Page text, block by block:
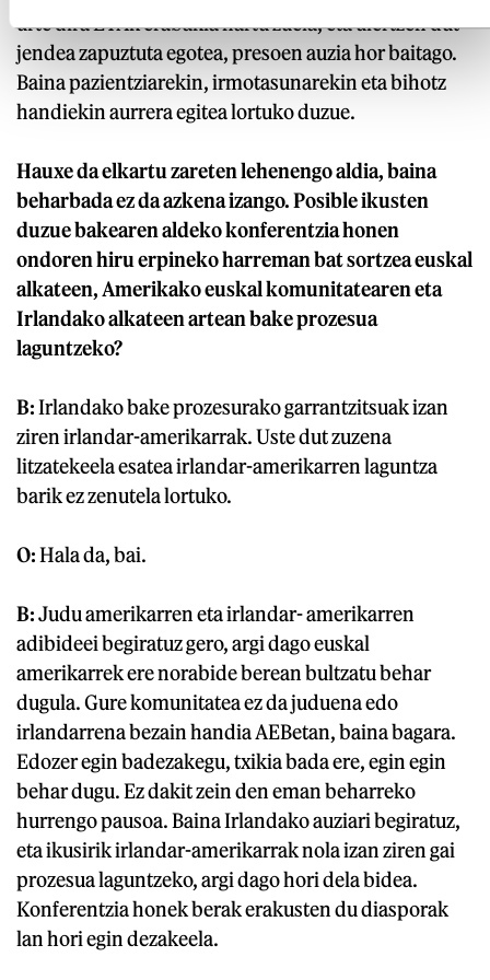
urte dira ETAk erabakia hartu zuela, eta ulertzen dut
jendea zapuztuta egotea, presoen auzia hor baitago.
Baina pazientziarekin, irmotasunarekin eta bihotz
handiekin aurrera egitea lortuko duzue.
Hauxe da elkartu zareten lehenengo aldia, baina
beharbada ez da azkena izango. Posible ikusten
duzue bakearen aldeko konferentzia honen
ondoren hiru erpineko harreman bat sortzea euskal
alkateen, Amerikako euskal komunitatearen eta
Irlandako alkateen artean bake prozesua
laguntzeko?
B:Irlandako bake prozesurako garrantzitsuak izan
ziren irlandar-amerikarrak. Uste dut zuzena
litzatekeela esatea irlandar-amerikarren laguntza
barik ez zenutela lortuko.
O:Hala da, bai.
B:Judu amerikarren eta irlandar- amerikarren
adibideei begiratuz gero, argi dago euskal
amerikarrek ere norabide berean bultzatu behar
dugula. Gure komunitatea ez da juduena edo
irlandarrena bezain handia AEBetan, baina bagara.
Edozer egin badezakegu, txikia bada ere, egin egin
behar dugu. Ez dakit zein den eman beharreko
hurrengo pausoa. Baina Irlandako auziari begiratuz,
eta ikusirik irlandar-amerikarrak nola izan ziren gai
prozesua laguntzeko, argi dago hori dela bidea.
Konferentzia honek berak erakusten du diasporak
lan hori egin dezakeela.